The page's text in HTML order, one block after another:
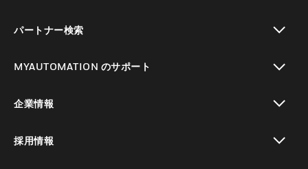
パートナー検索
MYAUTOMATION のサポート
企業情報
採用情報